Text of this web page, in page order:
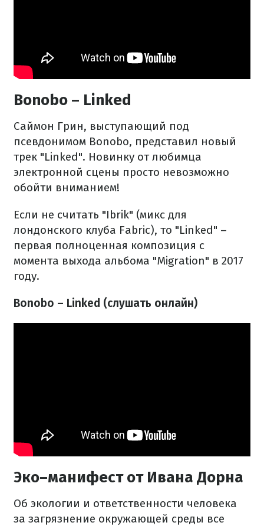
Bonobo – Linked
Саймон Грин, выступающий под
псевдонимом Bonobo, представил новый
трек "Linked". Новинку от любимца
электронной сцены просто невозможно
обойти вниманием!
Если не считать "Ibrik" (микс для
лондонского клуба Fabric), то "Linked" –
первая полноценная композиция с
момента выхода альбома "Migration" в 2017
году.
Bonobo – Linked (слушать онлайн)
Эко–манифест от Ивана Дорна
Об экологии и ответственности человека
за загрязнение окружающей среды все